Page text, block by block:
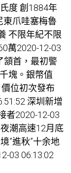
度 創1884年
東爪哇塞梅魯
不限年紀不限
萬2020-12-03
頷首，最初警
塊。銀幣值
位初次發布
深圳新增
者2020-12-03
潮高速12月底
”進秋”十余地
03 06:13:02